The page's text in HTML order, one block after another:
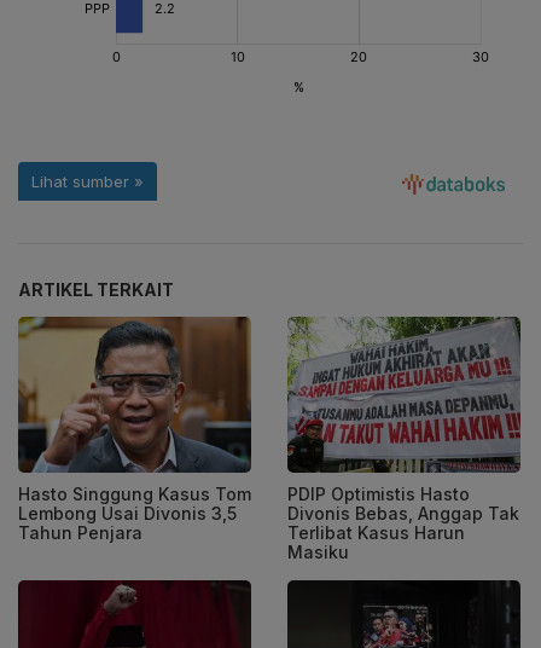
ARTIKEL TERKAIT
Hasto Singgung Kasus Tom
Lembong Usai Divonis 3,5
Tahun Penjara
PDIP Optimistis Hasto
Divonis Bebas, Anggap Tak
Terlibat Kasus Harun
Masiku